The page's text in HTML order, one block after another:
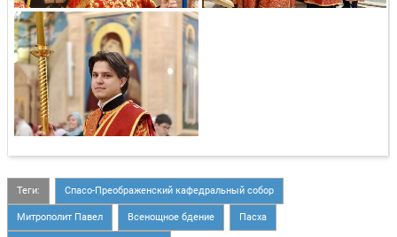
Теги: Спасо-Преображенский кафедральный собор
Митрополит Павел Всенощное бдение Пасха